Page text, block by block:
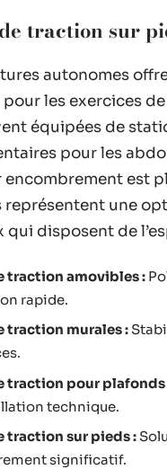
traction sur
autonomes
les exercices
équipées de
pour les
encombrement est
représentent une
qui disposent de
traction amovibles :
rapide.
traction murales :
traction pour plafonds
technique.
traction sur pieds :
significatif.